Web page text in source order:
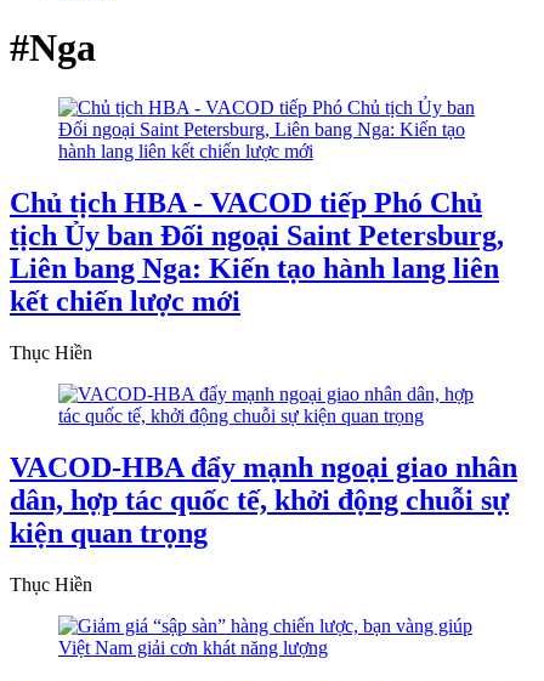
#Nga
Chủ tịch HBA - VACOD tiếp Phó Chủ
tịch Ủy ban Đối ngoại Saint Petersburg,
Liên bang Nga: Kiến tạo hành lang liên
kết chiến lược mới
Thục Hiền
VACOD-HBA đẩy mạnh ngoại giao nhân
dân, hợp tác quốc tế, khởi động chuỗi sự
kiện quan trọng
Thục Hiền